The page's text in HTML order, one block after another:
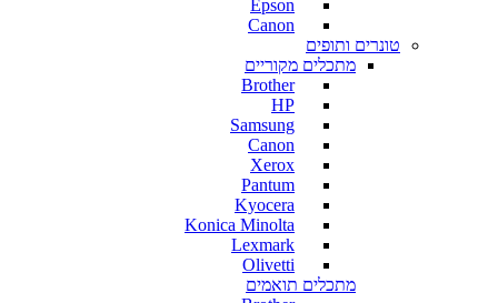
Epson
Canon
טונרים ותופים
מתכלים מקוריים
Brother
HP
Samsung
Canon
Xerox
Pantum
Kyocera
Konica Minolta
Lexmark
Olivetti
מתכלים תואמים